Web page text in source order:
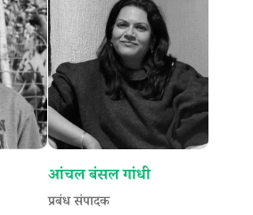
आंचल बंसल गांधी
प्रबंध संपादक